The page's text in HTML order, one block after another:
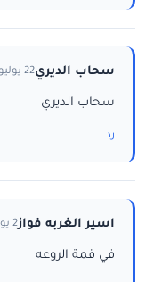
سحاب الديري22 يوليو 2025
سحاب الديري
رد
اسير الغربه فواز2 يوليو 2025
في قمة الروعه